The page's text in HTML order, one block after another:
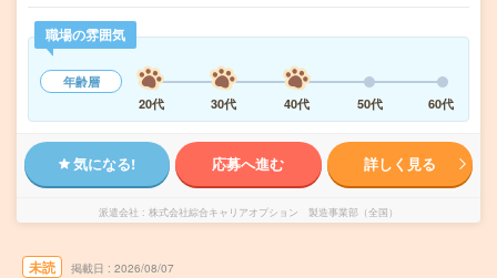
職場の雰囲気
年齢層
20代
30代 40代 50代 60代
気になる! 応募へ進む 詳しく見る
派遣会社 株式会社綜合キャリアオプション 製造事業部（全国）
未読 掲載日 2026/08/07